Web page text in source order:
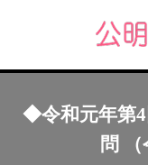
◆令和元年第
問 （